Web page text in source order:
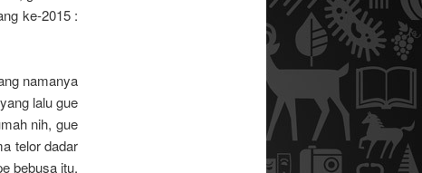
ke-2015 :
namanya
lalu gue
nih, gue
telor dadar
bebusa itu,